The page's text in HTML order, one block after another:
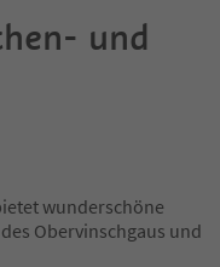
und
wunderschöne
Obervinschgaus und